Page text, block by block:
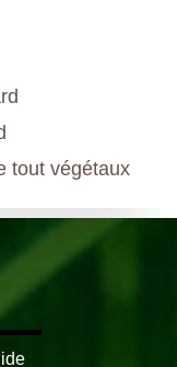
tout végétaux